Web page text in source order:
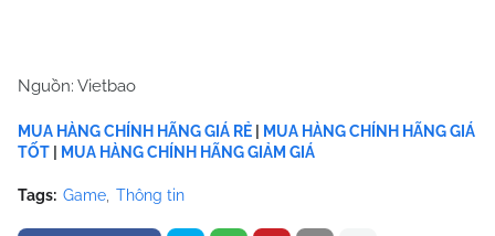
Nguồn: Vietbao
MUA HÀNG CHÍNH HÃNG GIÁ RẺ
MUA HÀNG CHÍNH HÃNG GIÁ
TỐT
MUA HÀNG CHÍNH HÃNG GIẢM GIÁ
Tags: Game Thông tin